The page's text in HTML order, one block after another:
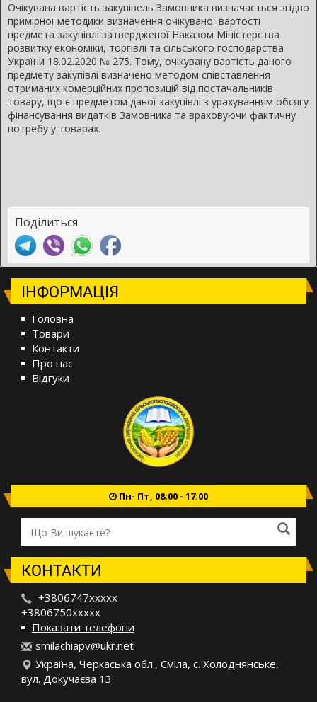
Очікувана вартість закупівель Замовника визначається згідно
примірної методики визначення очікуваної вартості
предмета закупівлі затвердженої Наказом Міністерства
розвитку економіки, торгівлі та сільського господарства
України 18.02.2020 № 275. Тому, очікувану вартість даного
предмету закупівлі визначено методом співставлення
отриманих комерційних пропозицій від постачальників
товару, що є предметом даної закупівлі з урахуванням обсягу
фінансування видатків Замовника та враховуючи фактичну
потребу у товарах.
Поділиться
ІНФОРМАЦІЯ
Головна
Товари
Контакти
Про нас
Відгуки
Пн- Пт, 08:00 - 17:00
КОНТАКТИ
+3806747xxxxx
+3806750xxxxx
Показати телефони
smilachiapv@ukr.net
Україна, Черкаська обл., Сміла, с. Холоднянське,
вул. Докучаєва 13